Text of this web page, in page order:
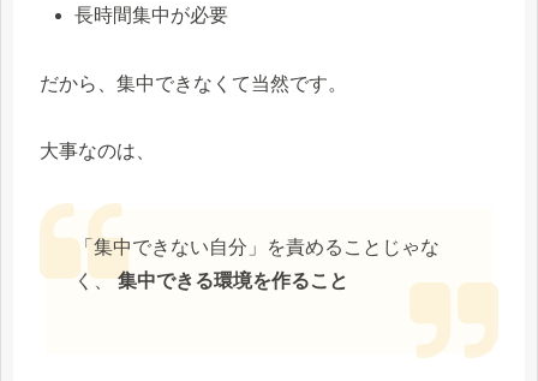
長時間集中が必要
だから、集中できなくて当然です。
大事なのは、
「集中できない自分」を責めることじゃな
く、集中できる環境を作ること